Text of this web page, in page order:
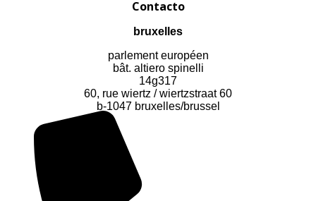
Contacto
bruxelles
parlement européen
bât. altiero spinelli
14g317
60, rue wiertz / wiertzstraat 60
b-1047 bruxelles/brussel